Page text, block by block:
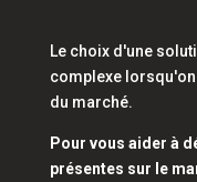
Le choix d'une
complexe
du marché.
Pour vous aider à
présentes sur le